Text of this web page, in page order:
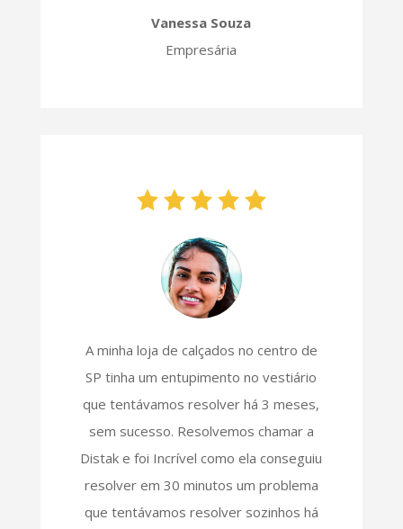
Vanessa Souza
Empresária
A minha loja de calçados no centro de
SP tinha um entupimento no vestiário
que tentávamos resolver há 3 meses,
sem sucesso. Resolvemos chamar a
Distak e foi Incrível como ela conseguiu
resolver em 30 minutos um problema
que tentávamos resolver sozinhos há